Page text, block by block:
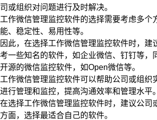
司或组织对问题进行及时解决。
工作微信管理监控软件的选择需要考虑多个
能、稳定性、易用性等。
因此，在选择工作微信管理监控软件时，建
考一些知名的软件，如企业微信、钉钉等，
开源的微信监控软件，如Open微信等。
工作微信管理监控软件可以帮助公司或组织
进行管理和监控，提高沟通效率和管理水平。
在选择工作微信管理监控软件时，建议公司
方面，选择最适合自己的软件。